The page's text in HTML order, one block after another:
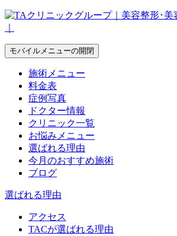
モバイルメニューの開閉
施術メニュー
料金表
症例写真
ドクター情報
クリニック一覧
お悩みメニュー
選ばれる理由
今月のおすすめ施術
ブログ
選ばれる理由
アクセス
TACが選ばれる理由